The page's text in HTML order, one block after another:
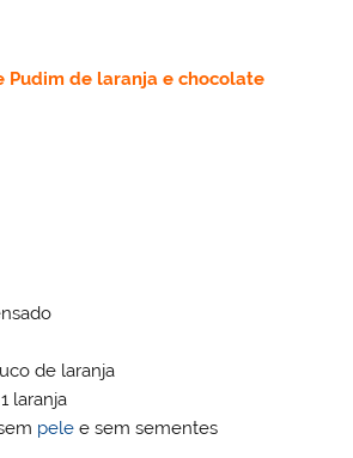
Pudim de laranja e chocolate
de laranja
laranja
pele e sem sementes